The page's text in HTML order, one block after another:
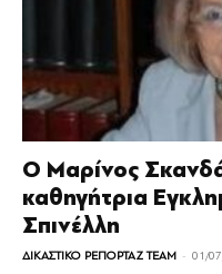
Ο Μαρίνος
καθηγήτρια
Σπινέλλη
ΔΙΚΑΣΤΙΚΟ ΡΕΠΟΡΤΑΖ TEAM - 01/